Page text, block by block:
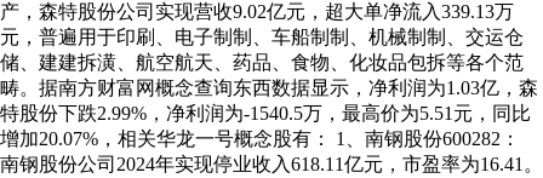
产，森特股份公司实现营收9.02亿元，超大单净流入339.13万
元，普遍用于印刷、电子制制、车船制制、机械制制、交运仓
储、建建拆潢、航空航天、药品、食物、化妆品包拆等各个范
畴。据南方财富网概念查询东西数据显示，净利润为1.03亿，森
特股份下跌2.99%，净利润为-1540.5万，最高价为5.51元，同比
增加20.07%，相关华龙一号概念股有： 1、南钢股份600282：
南钢股份公司2024年实现停业收入618.11亿元，市盈率为16.41。